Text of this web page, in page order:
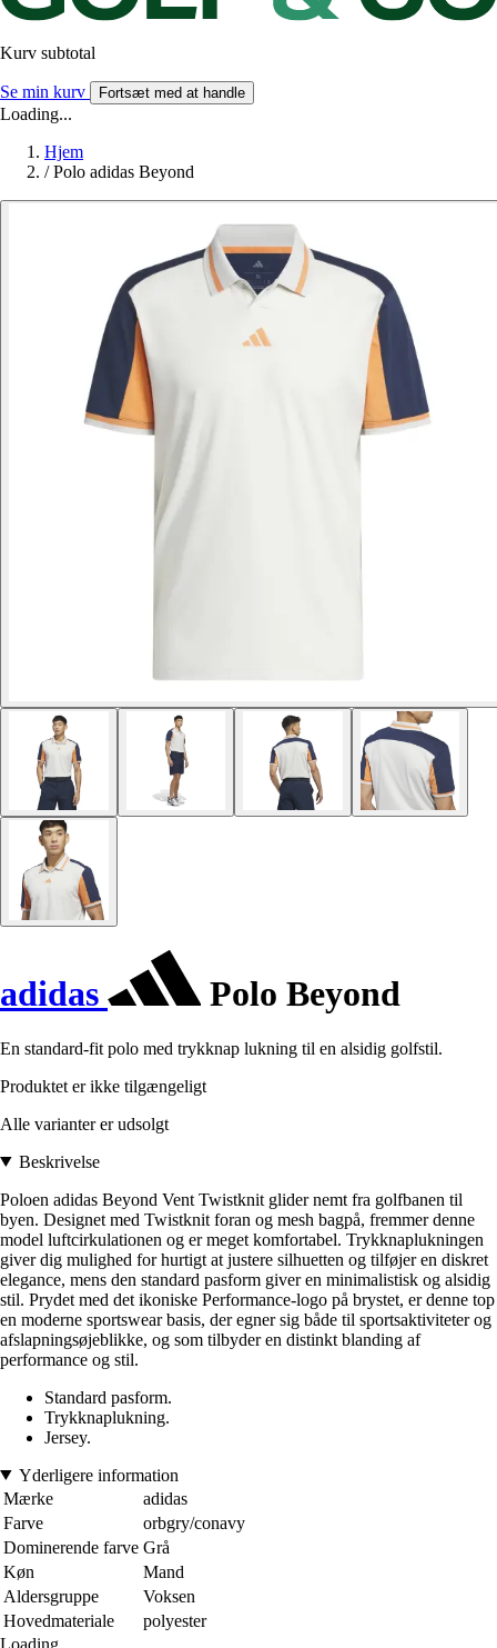
Kurv subtotal
Se min kurv Fortsæt med at handle
Loading...
Hjem
/ Polo adidas Beyond
adidas Polo Beyond
En standard-fit polo med trykknap lukning til en alsidig golfstil.
Produktet er ikke tilgængeligt
Alle varianter er udsolgt
Beskrivelse
Poloen adidas Beyond Vent Twistknit glider nemt fra golfbanen til
byen. Designet med Twistknit foran og mesh bagpå, fremmer denne
model luftcirkulationen og er meget komfortabel. Trykknaplukningen
giver dig mulighed for hurtigt at justere silhuetten og tilføjer en diskret
elegance, mens den standard pasform giver en minimalistisk og alsidig
stil. Prydet med det ikoniske Performance-logo på brystet, er denne top
en moderne sportswear basis, der egner sig både til sportsaktiviteter og
afslapningsøjeblikke, og som tilbyder en distinkt blanding af
performance og stil.
Standard pasform.
Trykknaplukning.
Jersey.
Yderligere information
Mærke
adidas
Farve
orbgry/conavy
Dominerende farve Grå
Køn
Mand
Aldersgruppe
Voksen
Hovedmateriale
polyester
Loading...